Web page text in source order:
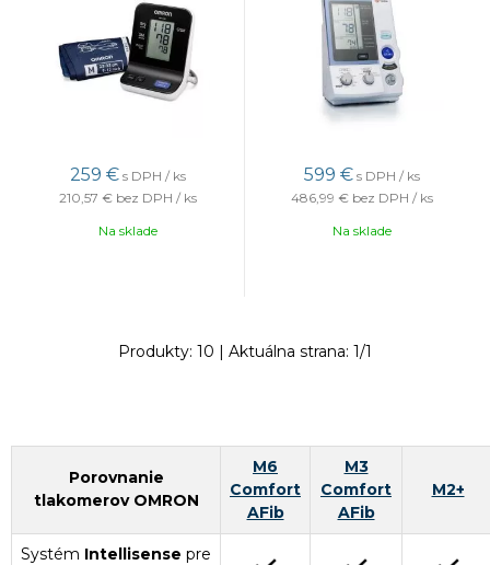
259 € s DPH / ks
210,57 € bez DPH / ks
Na sklade
599 € s DPH / ks
486,99 € bez DPH / ks
Na sklade
Produkty: 10 | Aktuálna strana: 1/1
Porovnanie
tlakomerov OMRON
M6
Comfort
AFib
M3
Comfort
AFib
M2+
Systém Intellisense pre